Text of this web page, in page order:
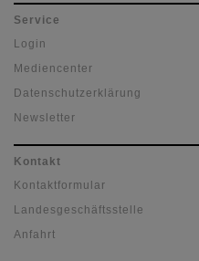
Service
Login
Mediencenter
Datenschutzerklärung
Newsletter
Kontakt
Kontaktformular
Landesgeschäftsstelle
Anfahrt